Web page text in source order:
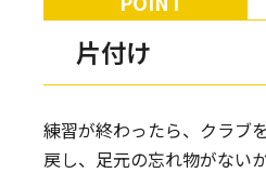
片付け
練習が終わったら、クラブ
戻し、足元の忘れ物がない